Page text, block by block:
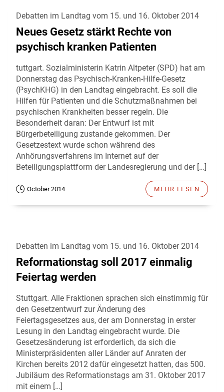
Debatten im Landtag vom 15. und 16. Oktober 2014
Neues Gesetz stärkt Rechte von
psychisch kranken Patienten
tuttgart. Sozialministerin Katrin Altpeter (SPD) hat am
Donnerstag das Psychisch-Kranken-Hilfe-Gesetz
(PsychKHG) in den Landtag eingebracht. Es soll die
Hilfen für Patienten und die Schutzmaßnahmen bei
psychischen Krankheiten besser regeln. Die
Besonderheit daran: Der Entwurf ist mit
Bürgerbeteiligung zustande gekommen. Der
Gesetzestext wurde schon während des
Anhörungsverfahrens im Internet auf der
Beteiligungsplattform der Landesregierung und der […]
October 2014 MEHR LESEN
Debatten im Landtag vom 15. und 16. Oktober 2014
Reformationstag soll 2017 einmalig
Feiertag werden
Stuttgart. Alle Fraktionen sprachen sich einstimmig für
den Gesetzentwurf zur Änderung des
Feiertagsgesetzes aus, der am Donnerstag in erster
Lesung in den Landtag eingebracht wurde. Die
Gesetzesänderung ist erforderlich, da sich die
Ministerpräsidenten aller Länder auf Anraten der
Kirchen bereits 2012 dafür eingesetzt hatten, das 500.
Jubiläum des Reformationstags am 31. Oktober 2017
mit einem […]